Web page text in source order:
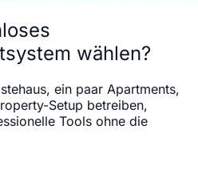
wählen?
ein paar Apartments,
Setup betreiben,
Tools ohne die